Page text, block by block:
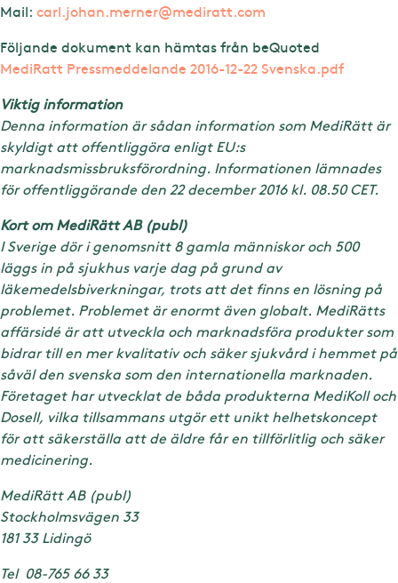
Mail: carl.johan.merner@mediratt.com
Följande dokument kan hämtas från beQuoted
MediRatt Pressmeddelande 2016-12-22 Svenska.pdf
Viktig information
Denna information är sådan information som MediRätt är
skyldigt att offentliggöra enligt EU:s
marknadsmissbruksförordning. Informationen lämnades
för offentliggörande den 22 december 2016 kl. 08.50 CET.
Kort om MediRätt AB (publ)
I Sverige dör i genomsnitt 8 gamla människor och 500
läggs in på sjukhus varje dag på grund av
läkemedelsbiverkningar, trots att det finns en lösning på
problemet. Problemet är enormt även globalt. MediRätts
affärsidé är att utveckla och marknadsföra produkter som
bidrar till en mer kvalitativ och säker sjukvård i hemmet på
såväl den svenska som den internationella marknaden.
Företaget har utvecklat de båda produkterna MediKoll och
Dosell, vilka tillsammans utgör ett unikt helhetskoncept
för att säkerställa att de äldre får en tillförlitlig och säker
medicinering.
MediRätt AB (publ)
Stockholmsvägen 33
181 33 Lidingö
Tel 08-765 66 33